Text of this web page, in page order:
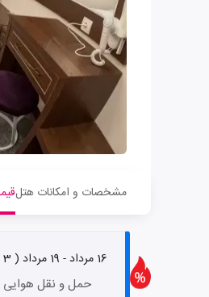
مشخصات و امکانات هتل
16 مرداد - 19 مرداد ( 3 شب )
حمل و نقل هوایی